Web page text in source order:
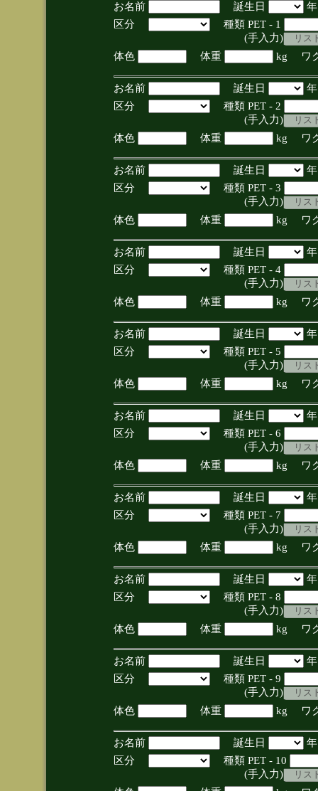
お名前 誕生日
区分
種類 PET - 1
(手入力)
体色
体重 kg ワ
お名前 誕生日
区分
種類 PET - 2
(手入力)
体色
体重 kg ワ
お名前 誕生日
区分
種類 PET - 3
(手入力)
体色
体重 kg ワ
お名前 誕生日
区分
種類 PET - 4
(手入力)
体色
体重 kg ワ
お名前 誕生日
区分
種類 PET - 5
(手入力)
体色
体重 kg ワ
お名前 誕生日
区分
種類 PET - 6
(手入力)
体色
体重 kg ワ
お名前 誕生日
区分
種類 PET - 7
(手入力)
体色
体重 kg ワ
お名前 誕生日
区分
種類 PET - 8
(手入力)
体色
体重 kg ワ
お名前 誕生日
区分
種類 PET - 9
(手入力)
体色
体重 kg ワ
お名前 誕生日
区分
種類 PET - 10
(手入力)